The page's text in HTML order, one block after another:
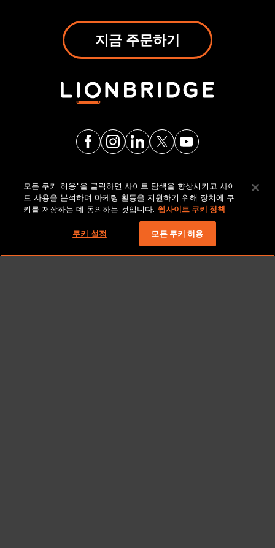
지금 주문하기
법적 고지 및 정책
저작권 2026 Lionbridge Technologies, LLC. 모든 권리
보유.
모든 쿠키 허용"을 클릭하면 사이트 탐색을 향상시키고 사이
트 사용을 분석하며 마케팅 활동을 지원하기 위해 장치에 쿠
키를 저장하는 데 동의하는 것입니다. 웹사이트 쿠키 정책
쿠키 설정 모든 쿠키 허용